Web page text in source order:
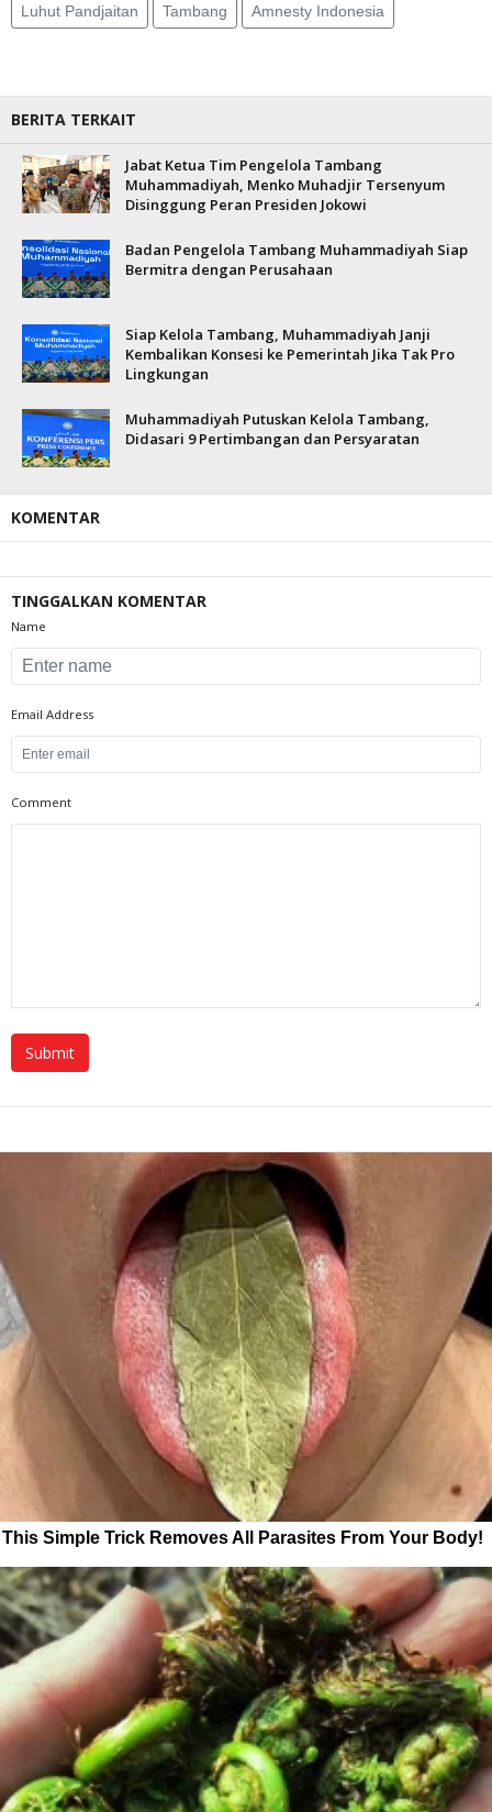
Luhut Pandjaitan Tambang Amnesty Indonesia
BERITA TERKAIT
Jabat Ketua Tim Pengelola Tambang
Muhammadiyah, Menko Muhadjir Tersenyum
Disinggung Peran Presiden Jokowi
Badan Pengelola Tambang Muhammadiyah Siap
Bermitra dengan Perusahaan
Siap Kelola Tambang, Muhammadiyah Janji
Kembalikan Konsesi ke Pemerintah Jika Tak Pro
Lingkungan
Muhammadiyah Putuskan Kelola Tambang,
Didasari 9 Pertimbangan dan Persyaratan
KOMENTAR
TINGGALKAN KOMENTAR
Name
Email Address
Comment
This Simple Trick Removes All Parasites From Your Body!